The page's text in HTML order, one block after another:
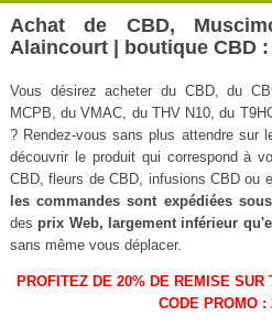
Achat de CBD,
Alaincourt | boutique CBD :
Vous désirez acheter du CBD, du
MCPB, du VMAC, du THV N10, du
? Rendez-vous sans plus attendre sur
découvrir le produit qui correspond à
CBD, fleurs de CBD, infusions CBD ou
les commandes sont expédiées sous
des prix Web, largement inférieur
sans même vous déplacer.
PROFITEZ DE 20% DE REMISE
CODE PROMO :